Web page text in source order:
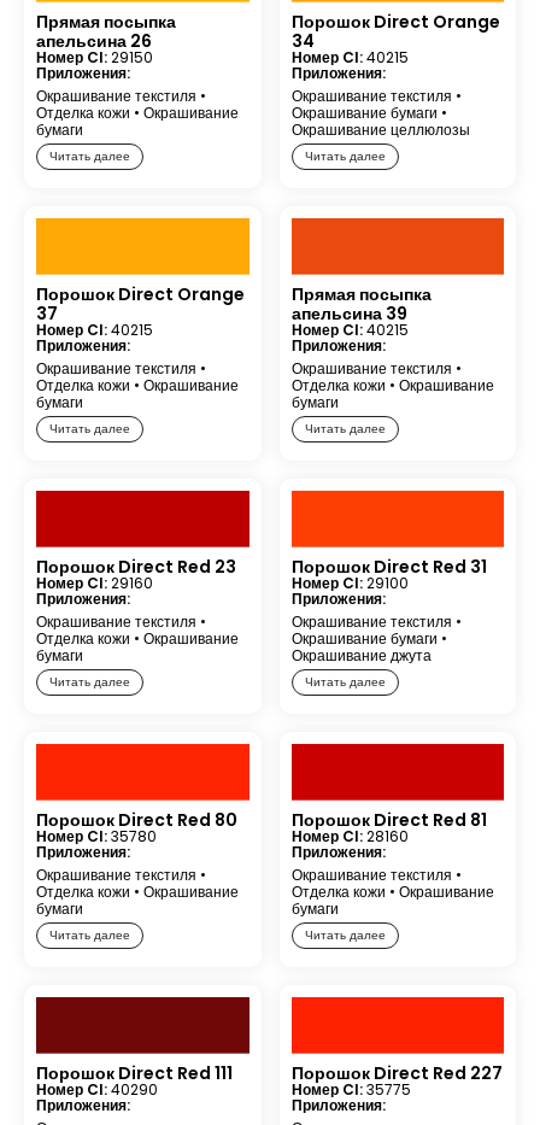
Прямая посыпка
апельсина 26
Номер CI:29150
Приложения:
Окрашивание текстиля •
Отделка кожи • Окрашивание
бумаги
Читать далее
Порошок Direct Orange
34
Номер CI:40215
Приложения:
Окрашивание текстиля •
Окрашивание бумаги •
Окрашивание целлюлозы
Читать далее
Порошок Direct Orange
37
Номер CI:40215
Приложения:
Окрашивание текстиля •
Отделка кожи • Окрашивание
бумаги
Читать далее
Прямая посыпка
апельсина 39
Номер CI:40215
Приложения:
Окрашивание текстиля •
Отделка кожи • Окрашивание
бумаги
Читать далее
Порошок Direct Red 23
Номер CI:29160
Приложения:
Окрашивание текстиля •
Отделка кожи • Окрашивание
бумаги
Читать далее
Порошок Direct Red 31
Номер CI:29100
Приложения:
Окрашивание текстиля •
Окрашивание бумаги •
Окрашивание джута
Читать далее
Порошок Direct Red 80
Номер CI:35780
Приложения:
Окрашивание текстиля •
Отделка кожи • Окрашивание
бумаги
Читать далее
Порошок Direct Red 81
Номер CI:28160
Приложения:
Окрашивание текстиля •
Отделка кожи • Окрашивание
бумаги
Читать далее
Порошок Direct Red 111
Номер CI:40290
Приложения:
Порошок Direct Red 227
Номер CI:35775
Приложения: